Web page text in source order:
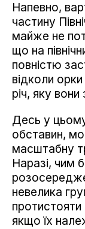
Напевно,
частину
майже не
що на
повністю
відколи
річ, яку вони
Десь у
обставин,
масштабну
Наразі, чим
невелика
протистояти
якщо їх